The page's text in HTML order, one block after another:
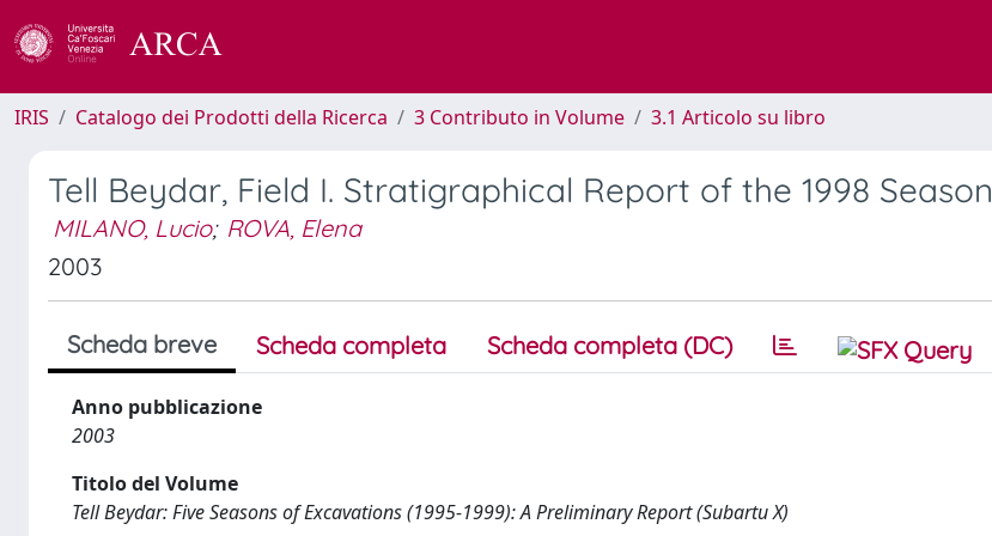
IRIS Catalogo dei Prodotti della Ricerca 3 Contributo in Volume 3.1 Articolo su libro
Tell Beydar, Field I. Stratigraphical Report of the 1998 Season
MILANO, Lucio; ROVA, Elena
2003
Scheda breve Scheda completa Scheda completa (DC)
Anno pubblicazione
2003
Titolo del Volume
Tell Beydar: Five Seasons of Excavations (1995-1999): A Preliminary Report (Subartu X)